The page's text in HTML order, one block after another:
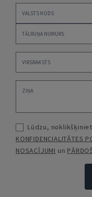
Lūdzu,
KONFIDENCIALITĀTES
NOSACĪJUMI un